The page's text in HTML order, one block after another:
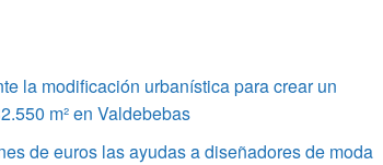
la modificación urbanística para crear un
m² en Valdebebas
de euros las ayudas a diseñadores de moda